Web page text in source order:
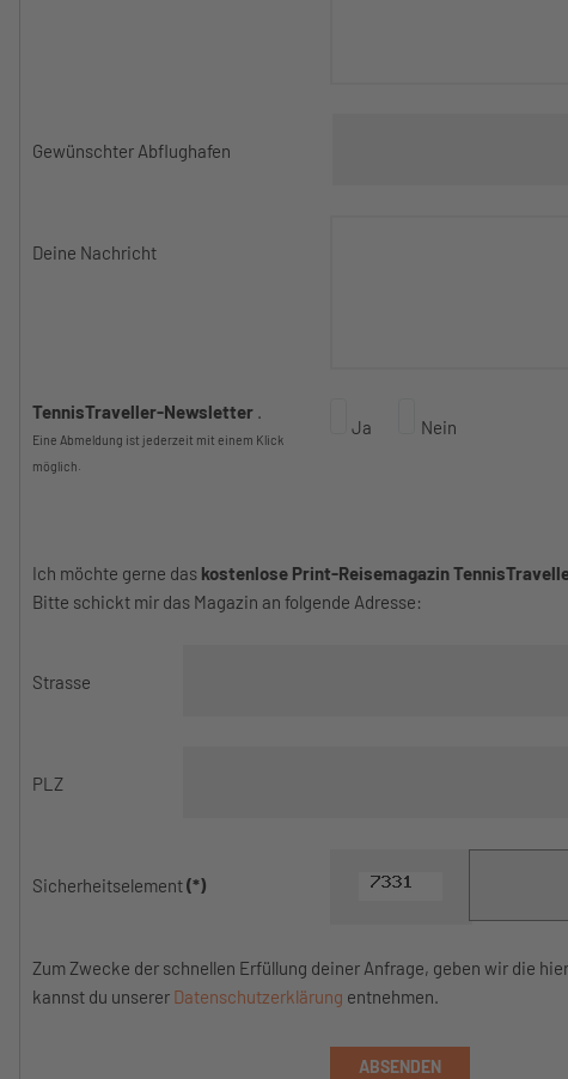
Gewünschter Abflughafen
Deine Nachricht
TennisTraveller-Newsletter .
Eine Abmeldung ist jederzeit mit einem Klick
möglich.
Ja Nein
Ich möchte gerne das kostenlose Print-Reisemagazin
Bitte schickt mir das Magazin an folgende Adresse:
Strasse
PLZ
Sicherheitselement(*)
Zum Zwecke der schnellen Erfüllung deiner Anfrage, geben wir die
kannst du unserer Datenschutzerklärung entnehmen.
ABSENDEN